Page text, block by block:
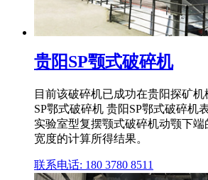
贵阳SP颚式破碎机
目前该破碎机已成功在贵阳探矿
SP鄂式破碎机 贵阳SP鄂式破碎机
实验室型复摆颚式破碎机动颚下
宽度的计算所得结果。
联系电话: 180 3780 8511